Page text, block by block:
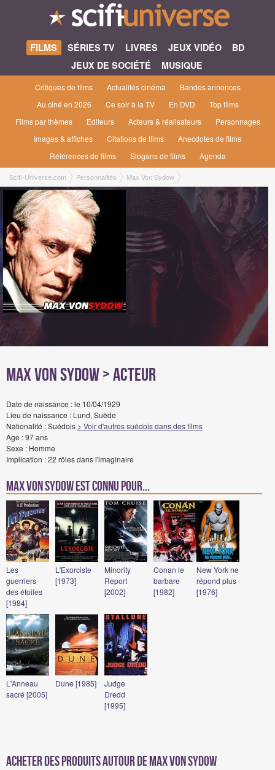
FILMS SÉRIES TV LIVRES JEUX VIDÉO
BD
JEUX DE SOCIÉTÉ
MUSIQUE
Critiques de films Actualités cinéma
Bandes annonces
Au ciné en 2026
Ce soir à la TV En DVD
Top films
Films par thèmes
Editeurs Acteurs & réalisateurs
Personnages
Images & affiches
Citations de films
Anecdotes de films
Références de films
Slogans de films Agenda
Scifi-Universe.com Personnalités Max Von Sydow
Max Von Sydow> Acteur
Date de naissance : le 10/04/1929
Lieu de naissance : Lund, Suède
Nationalité : Suédois > Voir d'autres suédois dans des films
Age : 97 ans
Sexe : Homme
Implication : 22 rôles dans l'imaginaire
Max Von Sydow est connu pour...
Les
guerriers
des étoiles
[1984]
L'Exorciste
[1973]
Minority
Report
[2002]
Conan le
barbare
[1982]
New York ne
répond plus
[1976]
L'Anneau
sacré [2005]
Dune [1985]
Judge
Dredd
[1995]
Acheter des produits autour de Max Von Sydow